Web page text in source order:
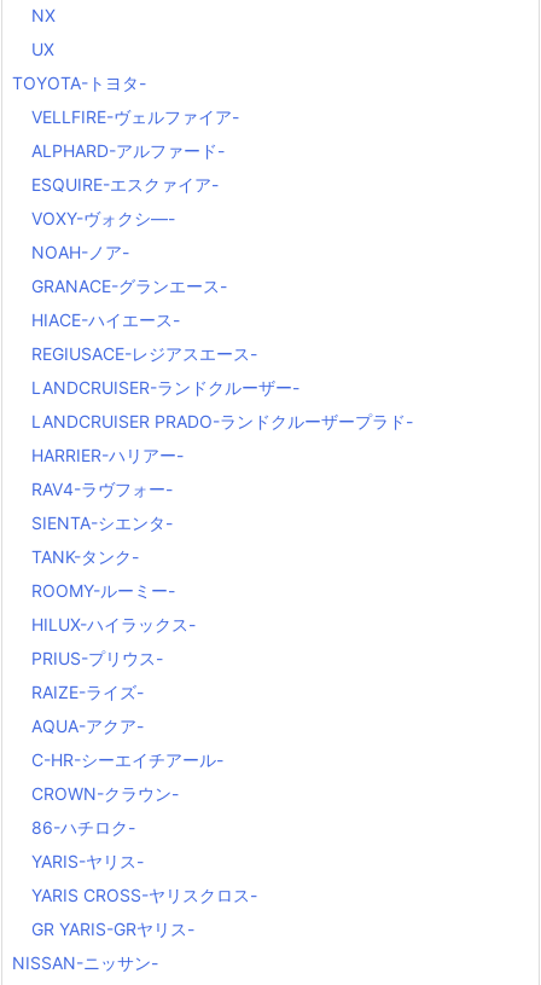
NX
UX
TOYOTA-トヨタ-
VELLFIRE-ヴェルファイア-
ALPHARD-アルファード-
ESQUIRE-エスクァイア-
VOXY-ヴォクシ―-
NOAH-ノア-
GRANACE-グランエース-
HIACE-ハイエース-
REGIUSACE-レジアスエース-
LANDCRUISER-ランドクルーザー-
LANDCRUISER PRADO-ランドクルーザープラド-
HARRIER-ハリアー-
RAV4-ラヴフォー-
SIENTA-シエンタ-
TANK-タンク-
ROOMY-ルーミー-
HILUX-ハイラックス-
PRIUS-プリウス-
RAIZE-ライズ-
AQUA-アクア-
C-HR-シーエイチアール-
CROWN-クラウン-
86-ハチロク-
YARIS-ヤリス-
YARIS CROSS-ヤリスクロス-
GR YARIS-GRヤリス-
NISSAN-ニッサン-